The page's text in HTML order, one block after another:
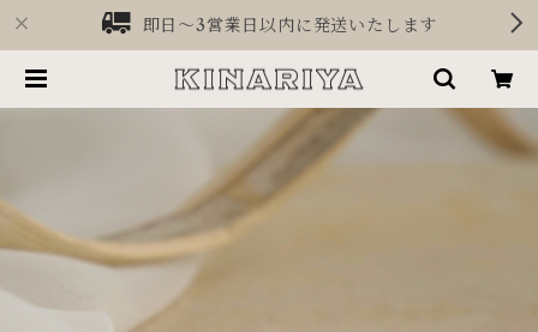
即日〜3営業日以内に発送いたします